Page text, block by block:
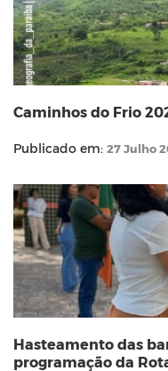
Caminhos do Frio
Publicado em: 27 Julho
Hasteamento das
programação da